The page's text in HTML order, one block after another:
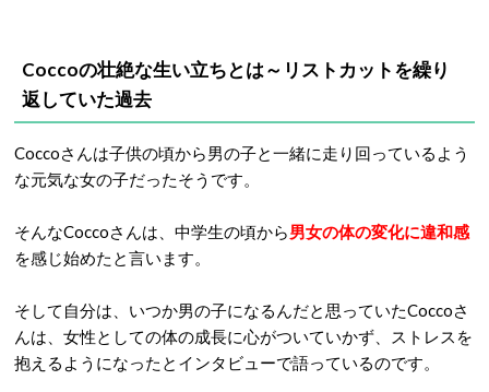
Coccoの壮絶な生い立ちとは～リストカットを繰り
返していた過去
Coccoさんは子供の頃から男の子と一緒に走り回っているよう
な元気な女の子だったそうです。
そんなCoccoさんは、中学生の頃から男女の体の変化に違和感
を感じ始めたと言います。
そして自分は、いつか男の子になるんだと思っていたCoccoさ
んは、女性としての体の成長に心がついていかず、ストレスを
抱えるようになったとインタビューで語っているのです。